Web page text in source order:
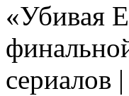
«Убивaя
сериалов